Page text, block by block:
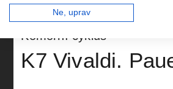
Barokní refektář
Praha
Komorní cyklus
K7 Vivaldi.
Ne, uprav